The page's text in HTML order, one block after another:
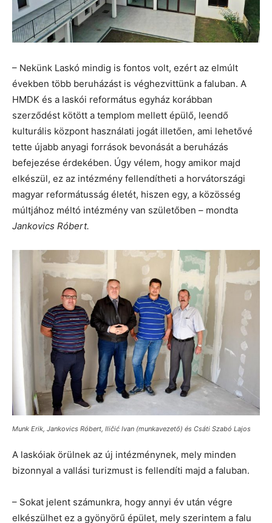
– Nekünk Laskó mindig is fontos volt, ezért az elmúlt
években több beruházást is véghezvittünk a faluban. A
HMDK és a laskói református egyház korábban
szerződést kötött a templom mellett épülő, leendő
kulturális központ használati jogát illetően, ami lehetővé
tette újabb anyagi források bevonását a beruházás
befejezése érdekében. Úgy vélem, hogy amikor majd
elkészül, ez az intézmény fellendítheti a horvátországi
magyar reformátusság életét, hiszen egy, a közösség
múltjához méltó intézmény van születőben – mondta
Jankovics Róbert.
Munk Erik, Jankovics Róbert, Iličić Ivan (munkavezető) és Csáti Szabó Lajos
A laskóiak örülnek az új intézménynek, mely minden
bizonnyal a vallási turizmust is fellendíti majd a faluban.
– Sokat jelent számunkra, hogy annyi év után végre
elkészülhet ez a gyönyörű épület, mely szerintem a falu